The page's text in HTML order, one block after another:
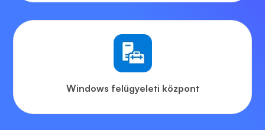
Windows felügyeleti központ